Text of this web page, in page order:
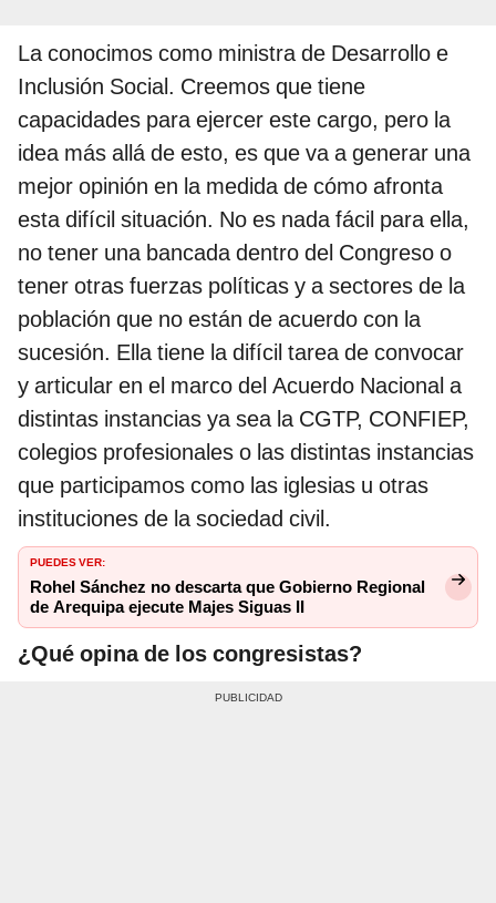
La conocimos como ministra de Desarrollo e
Inclusión Social. Creemos que tiene
capacidades para ejercer este cargo, pero la
idea más allá de esto, es que va a generar una
mejor opinión en la medida de cómo afronta
esta difícil situación. No es nada fácil para ella,
no tener una bancada dentro del Congreso o
tener otras fuerzas políticas y a sectores de la
población que no están de acuerdo con la
sucesión. Ella tiene la difícil tarea de convocar
y articular en el marco del Acuerdo Nacional a
distintas instancias ya sea la CGTP, CONFIEP,
colegios profesionales o las distintas instancias
que participamos como las iglesias u otras
instituciones de la sociedad civil.
PUEDES VER:
Rohel Sánchez no descarta que Gobierno Regional
de Arequipa ejecute Majes Siguas II
¿Qué opina de los congresistas?